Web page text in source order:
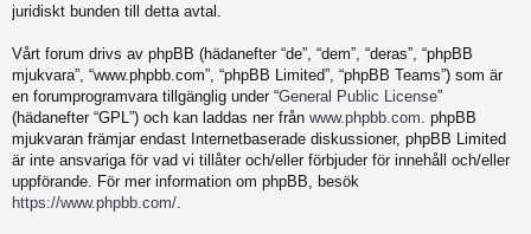
juridiskt bunden till detta avtal.
Vårt forum drivs av phpBB (hädanefter “de”, “dem”, “deras”, “phpBB
mjukvara”, “www.phpbb.com”, “phpBB Limited”, “phpBB Teams”) som är
en forumprogramvara tillgänglig under “General Public License”
(hädanefter “GPL”) och kan laddas ner från www.phpbb.com . phpBB
mjukvaran främjar endast Internetbaserade diskussioner, phpBB Limited
är inte ansvariga för vad vi tillåter och/eller förbjuder för innehåll och/eller
uppförande. För mer information om phpBB, besök
https://www.phpbb.com/